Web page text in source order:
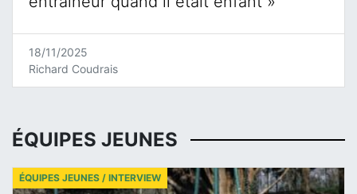
18/11/2025
Richard Coudrais
ÉQUIPES JEUNES
ÉQUIPES JEUNES / INTERVIEW